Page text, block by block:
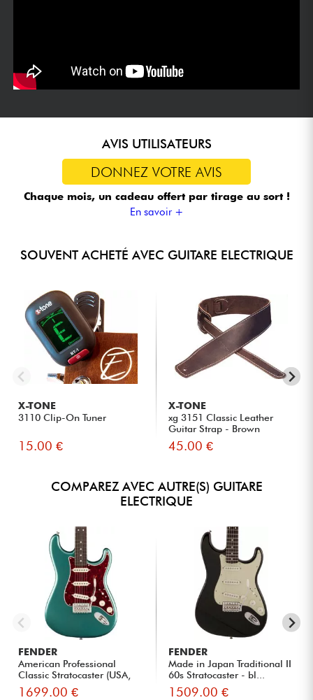
AVIS UTILISATEURS
DONNEZ VOTRE AVIS
Chaque mois, un cadeau offert par tirage au sort !
En savoir +
SOUVENT ACHETÉ AVEC GUITARE ELECTRIQUE
X-TONE
3110 Clip-On Tuner
15.00 €
X-TONE
xg 3151 Classic Leather
Guitar Strap - Brown
45.00 €
COMPAREZ AVEC AUTRE(S) GUITARE
ELECTRIQUE
FENDER
American Professional
Classic Stratocaster (USA,
R...
1699.00 €
FENDER
Made in Japan Traditional II
60s Stratocaster - bl...
1509.00 €